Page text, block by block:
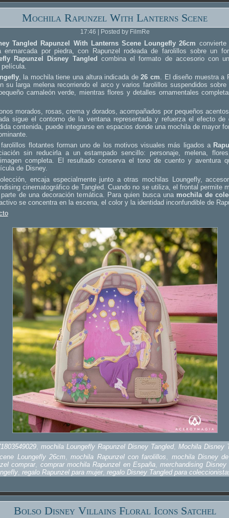
Mochila Rapunzel With Lanterns Scene
17:46 | Posted by FilmRe
Tangled Rapunzel With Lanterns Scene Loungefly 26cm
enmarcada por piedra, con Rapunzel rodeada de farolillos sobre un
Rapunzel Disney Tangled combina el formato de accesorio con
, la mochila tiene una altura indicada de26 cm. El diseño muestra a
su larga melena recorriendo el arco y varios farolillos suspendidos
camaleón verde, mientras flores y detalles ornamentales
morados, rosas, crema y dorados, acompañados por pequeños
sigue el contorno de la ventana representada y refuerza el efecto de
contenida, puede integrarse en espacios donde una mochila de mayor
flotantes forman uno de los motivos visuales más ligados a
sin reducirla a un estampado sencillo: personaje, melena,
completa. El resultado conserva el tono de cuento y aventura
de Disney.
encaja especialmente junto a otras mochilas Loungefly,
cinematográfico de Tangled. Cuando no se utiliza, el frontal permite
de una decoración temática. Para quien busca una mochila de
se concentra en la escena, el color y la identidad inconfundible de
,mochila Loungefly Rapunzel Disney Tangled, Mochila Disney
Loungefly 26cm ,mochila Rapunzel con farolillos mochila Disney
comprar, comprar mochila Rapunzel en España ,merchandising Disney
, regalo Rapunzel para mujer, regalo Disney Tangled para
Bolso Disney Villains Floral Icons Satchel